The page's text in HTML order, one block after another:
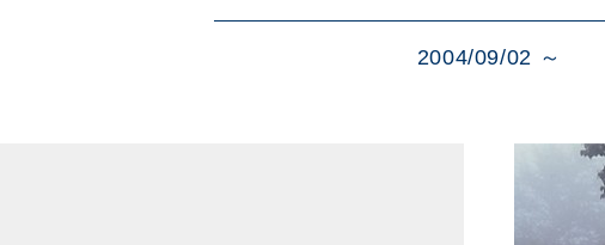
2004/09/02 ～